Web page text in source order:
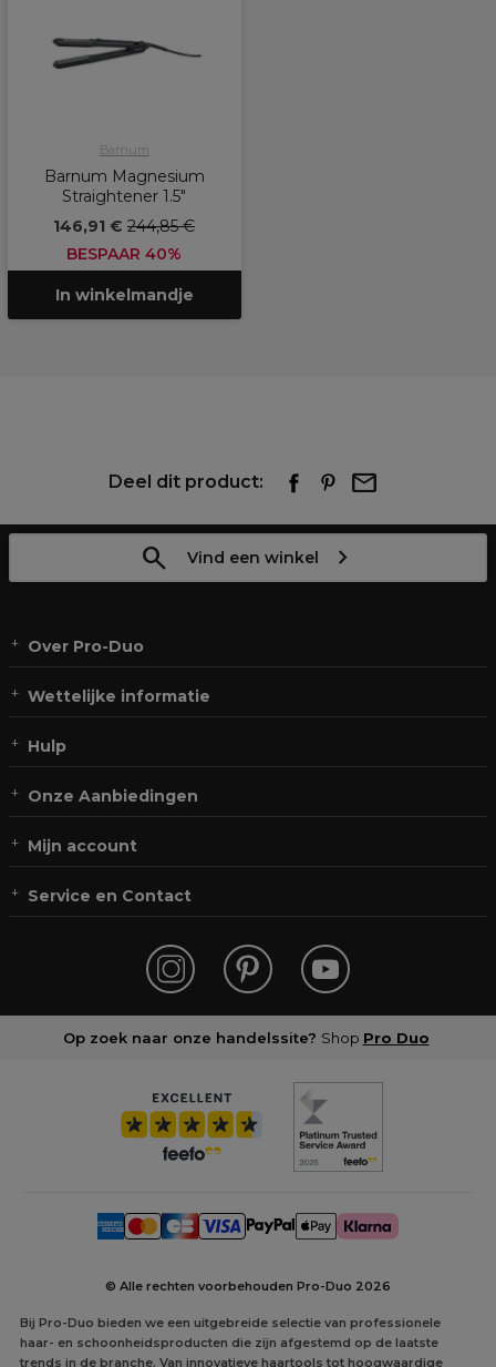
Barnum
Barnum Magnesium
Straightener 1.5"
146,91 € 244,85 €
BESPAAR 40%
In winkelmandje
Deel dit product:
Vind een winkel
Over Pro-Duo
Wettelijke informatie
Hulp
Onze Aanbiedingen
Mijn account
Service en Contact
Op zoek naar onze handelssite? Shop Pro Duo
© Alle rechten voorbehouden Pro-Duo 2026
Bij Pro-Duo bieden we een uitgebreide selectie van professionele
haar- en schoonheidsproducten die zijn afgestemd op de laatste
trends in de branche. Van innovatieve haartools tot hoogwaardige